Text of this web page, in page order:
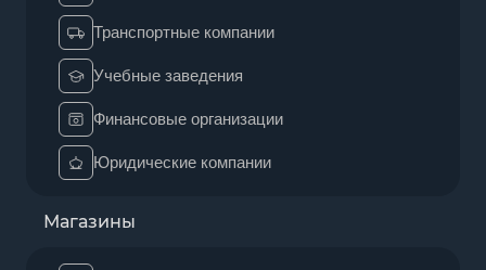
Транспортные компании
Учебные заведения
Финансовые организации
Юридические компании
Магазины